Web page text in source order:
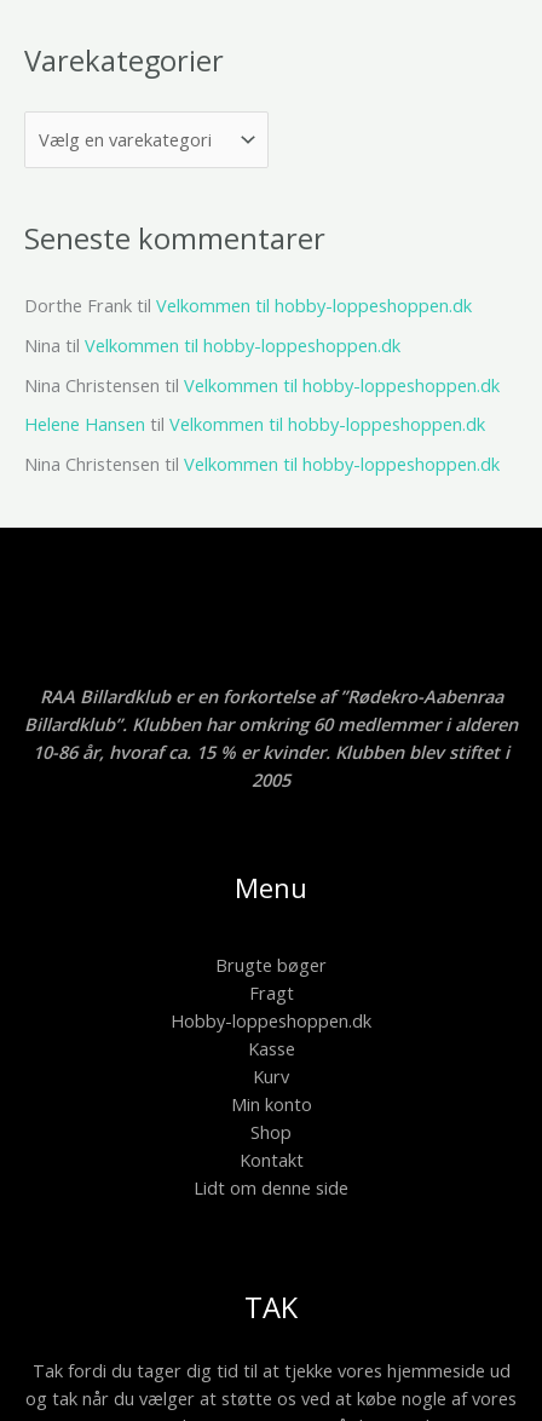
Varekategorier
Seneste kommentarer
Dorthe Frank til Velkommen til hobby-loppeshoppen.dk
Nina til Velkommen til hobby-loppeshoppen.dk
Nina Christensen til Velkommen til hobby-loppeshoppen.dk
Helene Hansen til Velkommen til hobby-loppeshoppen.dk
Nina Christensen til Velkommen til hobby-loppeshoppen.dk
RAA Billardklub er en forkortelse af ”Rødekro-Aabenraa
Billardklub”. Klubben har omkring 60 medlemmer i alderen
10-86 år, hvoraf ca. 15 % er kvinder. Klubben blev stiftet i
2005
Menu
Brugte bøger
Fragt
Hobby-loppeshoppen.dk
Kasse
Kurv
Min konto
Shop
Kontakt
Lidt om denne side
TAK
Tak fordi du tager dig tid til at tjekke vores hjemmeside ud
og tak når du vælger at støtte os ved at købe nogle af vores